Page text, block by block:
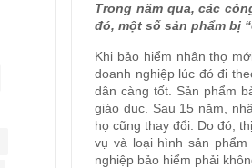
Trong năm qua, các
đó, một số sản phẩm bị
Khi bảo hiểm nhân thọ
doanh nghiệp lúc đó đi
dân càng tốt. Sản phẩm
giáo dục. Sau 15 năm,
họ cũng thay đổi. Do đó,
vụ và loại hình sản
nghiệp bảo hiểm phải